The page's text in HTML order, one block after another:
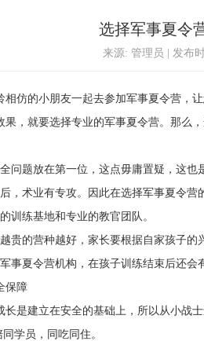
选择军事夏令
来源: 管理员 | 发布
的小朋友一起去参加军事夏令营，让
果，就要选择专业的军事夏令营。那么
题放在第一位，这点毋庸置疑，这也
术业有专攻。因此在选择军事夏令营
练基地和专业的教官团队。
的营种越好，家长要根据自家孩子的
夏令营机构，在孩子训练结束后还会
障
建立在安全的基础上，所以从小战士
学员，同吃同住。